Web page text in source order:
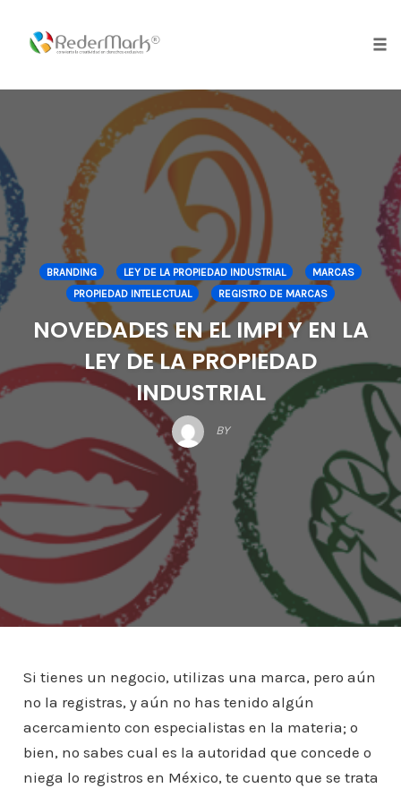
content
BRANDING LEY DE LA PROPIEDAD INDUSTRIAL
MARCAS
PROPIEDAD INTELECTUAL
REGISTRO DE MARCAS
NOVEDADES EN EL IMPI Y EN LA
LEY DE LA PROPIEDAD
INDUSTRIAL
BY
Si tienes un negocio, utilizas una marca, pero aún
no la registras, y aún no has tenido algún
acercamiento con especialistas en la materia; o
bien, no sabes cual es la autoridad que concede o
niega lo registros en México, te cuento que se trata